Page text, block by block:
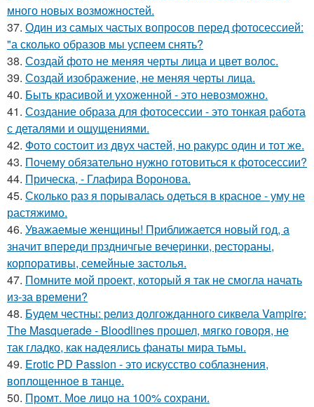
много новых возможностей.
37. Один из самых частых вопросов перед фотосессией:
"а сколько образов мы успеем снять?
38. Создай фото не меняя черты лица и цвет волос.
39. Создай изображение, не меняя черты лица.
40. Быть красивой и ухоженной - это невозможно.
41. Создание образа для фотосессии - это тонкая работа
с деталями и ощущениями.
42. Фото состоит из двух частей, но ракурс один и тот же.
43. Почему обязательно нужно готовиться к фотосессии?
44. Прическа, - Глафира Воронова.
45. Сколько раз я порывалась одеться в красное - уму не
растяжимо.
46. Уважаемые женщины! Приближается новый год, а
значит впереди прздничгые вечеринки, рестораны,
корпоративы, семейные застолья.
47. Помните мой проект, который я так не смогла начать
из-за времени?
48. Будем честны: релиз долгожданного сиквела Vampire:
The Masquerade - Bloodlines прошел, мягко говоря, не
так гладко, как надеялись фанаты мира тьмы.
49. Erotic PD Passion - это искусство соблазнения,
воплощенное в танце.
50. Промт. Мое лицо на 100% сохрани.